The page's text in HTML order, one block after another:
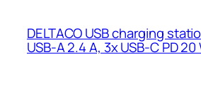
DELTACO USB charging
USB-A 2.4 A, 3x USB-C PD